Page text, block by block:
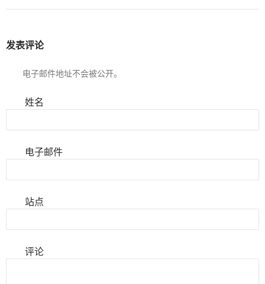
发表评论
电子邮件地址不会被公开。
姓名
电子邮件
站点
评论